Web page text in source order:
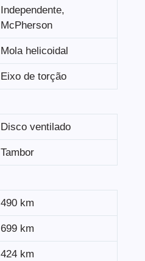
Independente,
McPherson
Mola helicoidal
Eixo de torção
Disco ventilado
Tambor
490 km
699 km
424 km